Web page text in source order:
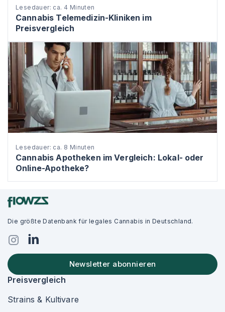
Lesedauer: ca. 4 Minuten
Cannabis Telemedizin-Kliniken im
Preisvergleich
Lesedauer: ca. 8 Minuten
Cannabis Apotheken im Vergleich: Lokal- oder
Online-Apotheke?
Die größte Datenbank für legales Cannabis in Deutschland.
Newsletter abonnieren
Preisvergleich
Strains & Kultivare